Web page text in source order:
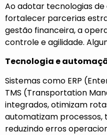
Ao adotar tecnologias
fortalecer parcerias
gestão financeira, a
controle e agilidade.
Tecnologia e
Sistemas como ERP
TMS (Transportation
integrados, otimizam
automatizam processos,
reduzindo erros